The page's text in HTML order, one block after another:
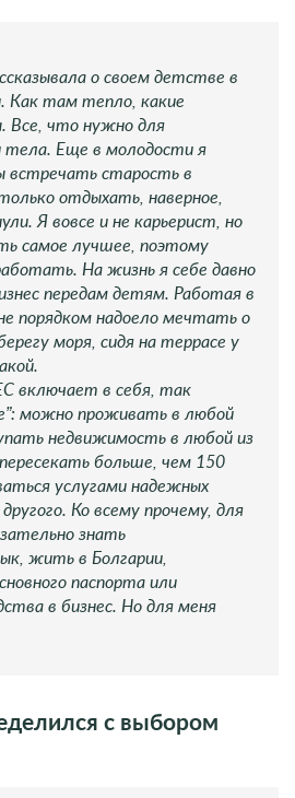
о своем детстве в
Как там тепло, какие
Все, что нужно для
тела. Еще в молодости я
старость в
отдыхать, наверное,
Я вовсе и не карьерист, но
самое лучшее, поэтому
На жизнь я себе давно
передам детям. Работая в
порядком надоело мечтать о
моря, сидя на террасе у
включает в себя, так
можно проживать в любой
недвижимость в любой из
больше, чем 150
услугами надежных
Ко всему прочему, для
знать
жить в Болгарии,
паспорта или
в бизнес. Но для меня
с выбором